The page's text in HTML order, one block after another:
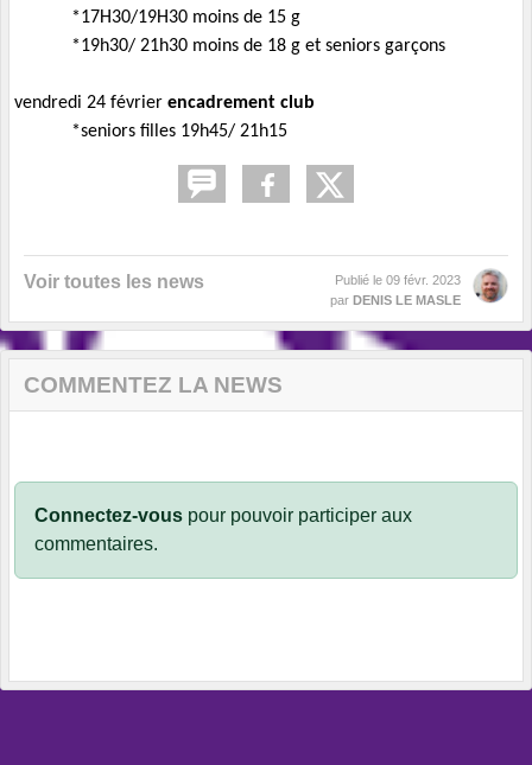
*17H30/19H30 moins de 15 g
*19h30/ 21h30 moins de 18 g et seniors garçons
vendredi 24 février encadrement club
*seniors filles 19h45/ 21h15
Voir toutes les news Publié le 09 févr. 2023
par DENIS LE MASLE
COMMENTEZ LA NEWS
Connectez-vous pour pouvoir participer aux
commentaires.